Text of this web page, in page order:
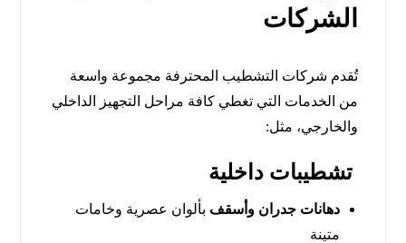
الشركات
تُقدم شركات التشطيب المحترفة مجموعة واسعة
من الخدمات التي تغطي كافة مراحل التجهيز الداخلي
والخارجي، مثل:
تشطيبات داخلية
دهانات جدران وأسقف بألوان عصرية وخامات
متينة